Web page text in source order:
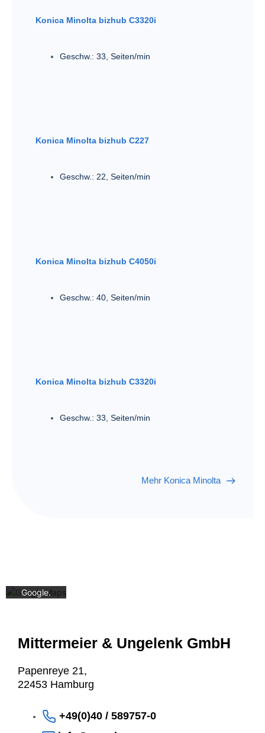
Konica Minolta bizhub C3320i
Geschw.: 33 ,Seiten/min
Konica Minolta bizhub C227
Geschw.: 22,Seiten/min
Konica Minolta bizhub C4050i
Geschw.: 40 ,Seiten/min
Konica Minolta bizhub C3320i
Geschw.: 33,Seiten/min
Mehr Konica Minolta
Google.
laden
Maps immer
entsperren
Mittermeier & Ungelenk GmbH
Papenreye 21,
22453 Hamburg
+49(0)40 / 589757-0